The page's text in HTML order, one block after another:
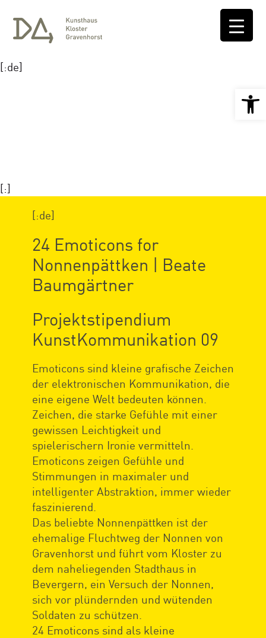
[:de]
[:]
[:de]
24 Emoticons for
Nonnenpättken | Beate
Baumgärtner
Projektstipendium
KunstKommunikation 09
Emoticons sind kleine grafische Zeichen
der elektronischen Kommunikation, die
eine eigene Welt bedeuten können.
Zeichen, die starke Gefühle mit einer
gewissen Leichtigkeit und
spielerischern Ironie vermitteln.
Emoticons zeigen Gefühle und
Stimmungen in maximaler und
intelligenter Abstraktion, immer wieder
faszinierend.
Das beliebte Nonnenpättken ist der
ehemalige Fluchtweg der Nonnen von
Gravenhorst und führt vom Kloster zu
dem naheliegenden Stadthaus in
Bevergern, ein Versuch der Nonnen,
sich vor plündernden und wütenden
Soldaten zu schützen.
24 Emoticons sind als kleine